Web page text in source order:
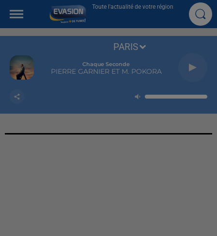
Toute l'actualité de votre région
Chaque Seconde
PIERRE GARNIER ET M. POKORA
PARIS